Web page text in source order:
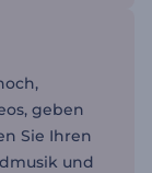
geben
Sie Ihren
und